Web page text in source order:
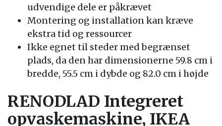
udvendige dele er påkrævet
Montering og installation kan kræve
ekstra tid og ressourcer
Ikke egnet til steder med begrænset
plads, da den har dimensionerne 59.8 cm i
bredde, 55.5 cm i dybde og 82.0 cm i højde
RENODLAD Integreret
opvaskemaskine, IKEA